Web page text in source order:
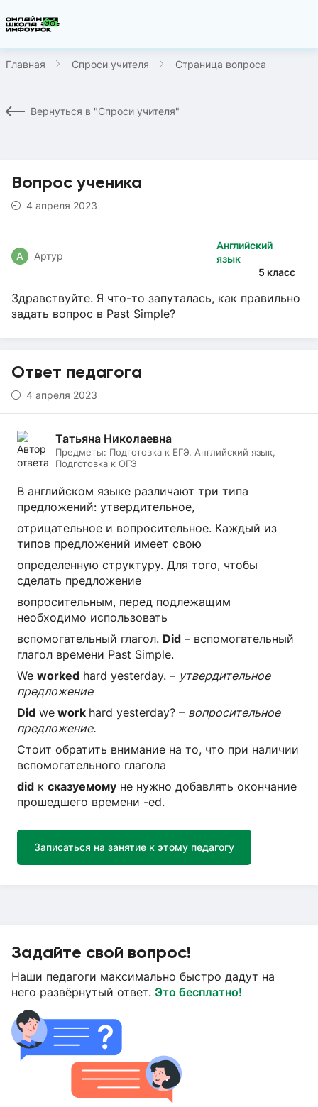
Главная Спроси учителя Страница вопроса
Вернуться в "Спроси учителя"
Вопрос ученика
4 апреля 2023
Английский
язык
5 класс
А Артур
Здравствуйте. Я что-то запуталась, как правильно
задать вопрос в Past Simple?
Ответ педагога
4 апреля 2023
Татьяна Николаевна
Предметы: Подготовка к ЕГЭ, Английский язык,
Подготовка к ОГЭ
В английском языке различают три типа
предложений: утвердительное,
отрицательное и вопросительное. Каждый из
типов предложений имеет свою
определенную структуру. Для того, чтобы
сделать предложение
вопросительным, перед подлежащим
необходимо использовать
вспомогательный глагол. Did – вспомогательный
глагол времени Past Simple.
We worked hard yesterday. – утвердительное
предложение
Did we work hard yesterday? – вопросительное
предложение.
Стоит обратить внимание на то, что при наличии
вспомогательного глагола
did к сказуемому не нужно добавлять окончание
прошедшего времени -ed.
Записаться на занятие к этому педагогу
Задайте свой вопрос!
Наши педагоги максимально быстро дадут на
него развёрнутый ответ. Это бесплатно!